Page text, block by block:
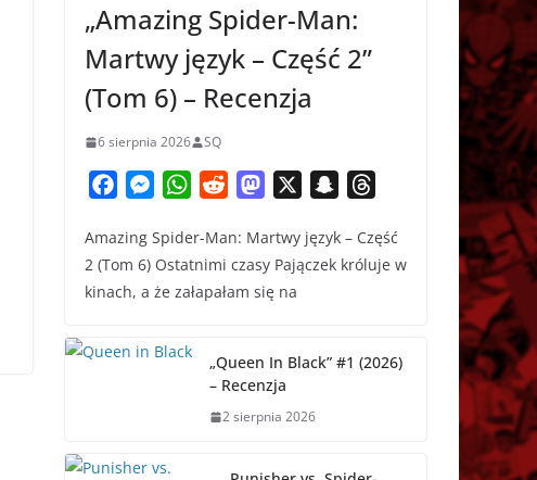
„Amazing Spider-Man:
Martwy język – Część 2”
(Tom 6) – Recenzja
6 sierpnia 2026 SQ
c
e
b
o
M
s
s
e
g
W
a
t
s
p
d
d
i
M
s
t
o
o
n
a
p
a
r
e
s
Amazing Spider-Man: Martwy język – Część
2 (Tom 6) Ostatnimi czasy Pajączek króluje w
kinach, a że załapałam się na
„Queen In Black” #1 (2026)
– Recenzja
2 sierpnia 2026